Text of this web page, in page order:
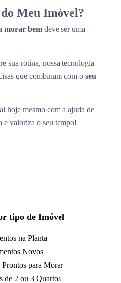
Meu Imóvel?
morar bem deve ser uma
sua rotina, nossa tecnologia
que combinam com o seu
hoje mesmo com a ajuda de
e valoriza o seu tempo!
tipo de Imóvel
na Planta
Novos
Prontos para Morar
de 2 ou 3 Quartos